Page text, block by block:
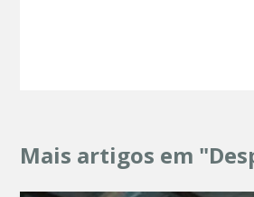
Mais artigos em